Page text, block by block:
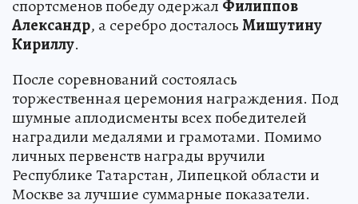
спортсменов победу одержал Филиппов
Александр, а серебро досталосьМишутину
Кириллу.
После соревнований состоялась
торжественная церемония награждения. Под
шумные аплодисменты всех победителей
наградили медалями и грамотами. Помимо
личных первенств награды вручили
Республике Татарстан, Липецкой области и
Москве за лучшие суммарные показатели.